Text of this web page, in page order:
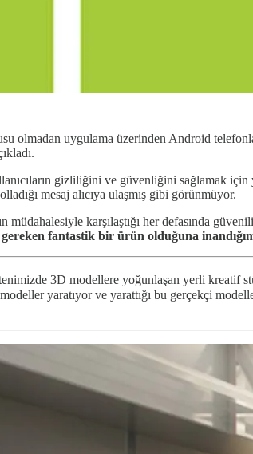
olmadan uygulama üzerinden Android
gizliliğini ve güvenliğini sağlamak için
mesaj alıcıya ulaşmış gibi görünmüyor.
karşılaştığı her defasında
fantastik bir ürün olduğuna
3D modellere yoğunlaşan yerli kreatif
yaratıyor ve yarattığı bu gerçekçi